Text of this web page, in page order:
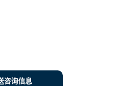
咨询信息